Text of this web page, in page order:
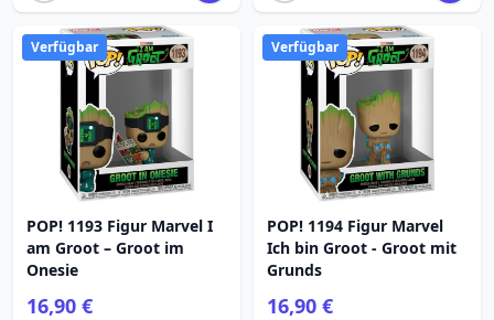
Verfügbar
POP! 1193 Figur Marvel I
am Groot – Groot im
Onesie
16,90 €
Verfügbar
POP! 1194 Figur Marvel
Ich bin Groot - Groot mit
Grunds
16,90 €